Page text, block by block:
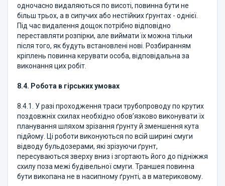
одночасно видаляються по висоті, повинна бути не
більш трьох, а в сипучих або нестійких ґрунтах - однієї.
Під час видалення дощок потрібно відповідно
переставляти розпірки, але виймати їх можна тільки
після того, як будуть встановлені нові. Розбиранням
кріплень повинна керувати особа, відповідальна за
виконання цих робіт.
8.4. Робота в гірських умовах
8.4.1. У разі проходження траси трубопроводу по крутих
поздовжніх схилах необхідно обов’язково виконувати їх
планування шляхом зрізання ґрунту й зменшення кута
підйому. Ці роботи виконуються по всій ширині смуги
відводу бульдозерами, які зрізуючи ґрунт,
пересуваються зверху вниз і згортають його до підніжжя
схилу поза межі будівельної смуги. Траншея повинна
бути викопана не в насипному ґрунті, а в материковому.